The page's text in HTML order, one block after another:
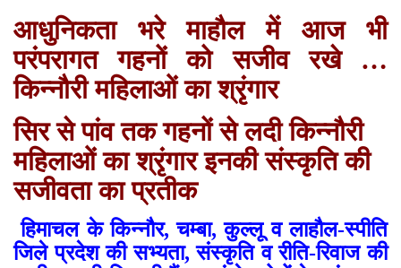
आधुनिकता भरे माहौल में आज भी
परंपरागत गहनों को सजीव रखे …
किन्नौरी महिलाओं का श्रृंगार
सिर से पांव तक गहनों से लदी किन्नौरी
महिलाओं का श्रृंगार इनकी संस्कृति की
सजीवता का प्रतीक
हिमाचल के किन्नौर, चम्बा, कुल्लू व लाहौल-स्पीति
जिले प्रदेश की सभ्यता, संस्कृति व रीति-रिवाज की